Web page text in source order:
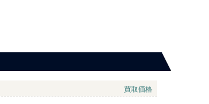
買取価格